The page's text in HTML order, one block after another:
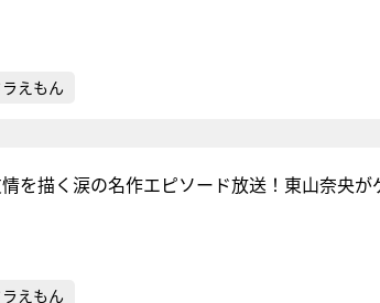
ラえもん
を描く涙の名作エピソード放送！東山奈央が
ラえもん